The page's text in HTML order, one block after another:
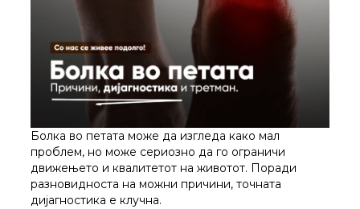
Болка во петата може да изгледа како мал
проблем, но може сериозно да го ограничи
движењето и квалитетот на животот. Поради
разновидноста на можни причини, точната
дијагностика е клучна.